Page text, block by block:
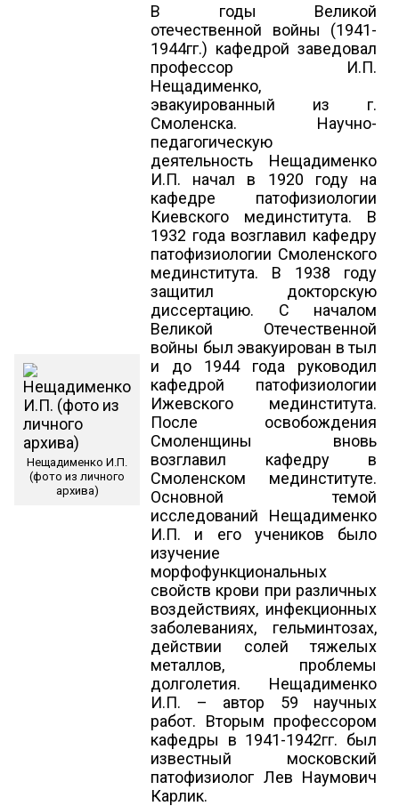
Нещадименко И.П.
(фото из личного
архива)
В годы Великой
отечественной войны (1941-
1944гг.) кафедрой заведовал
профессор И.П.
Нещадименко,
эвакуированный из г.
Смоленска. Научно-
педагогическую
деятельность Нещадименко
И.П. начал в 1920 году на
кафедре патофизиологии
Киевского мединститута. В
1932 года возглавил кафедру
патофизиологии Смоленского
мединститута. В 1938 году
защитил докторскую
диссертацию. С началом
Великой Отечественной
войны был эвакуирован в тыл
и до 1944 года руководил
кафедрой патофизиологии
Ижевского мединститута.
После освобождения
Смоленщины вновь
возглавил кафедру в
Смоленском мединституте.
Основной темой
исследований Нещадименко
И.П. и его учеников было
изучение
морфофункциональных
свойств крови при различных
воздействиях, инфекционных
заболеваниях, гельминтозах,
действии солей тяжелых
металлов, проблемы
долголетия. Нещадименко
И.П. – автор 59 научных
работ. Вторым профессором
кафедры в 1941-1942гг. был
известный московский
патофизиолог Лев Наумович
Карлик.